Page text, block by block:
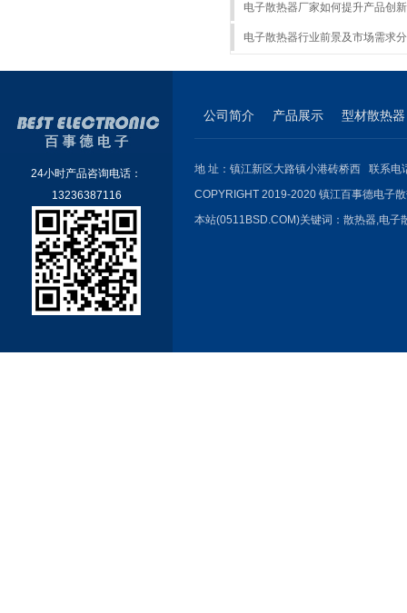
电子散热器厂家如何提升产品创
电子散热器行业前景及市场需求
24小时产品咨询电话：
13236387116
公司简介 产品展示 型材散热器
地 址：镇江新区大路镇小港砖桥西 联系
COPYRIGHT 2019-2020 镇江百事德电子
本站(0511BSD.COM)关键词： 散热器,电子